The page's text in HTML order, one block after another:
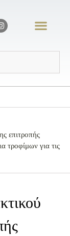
επιτροπής
τροφίμων για τις